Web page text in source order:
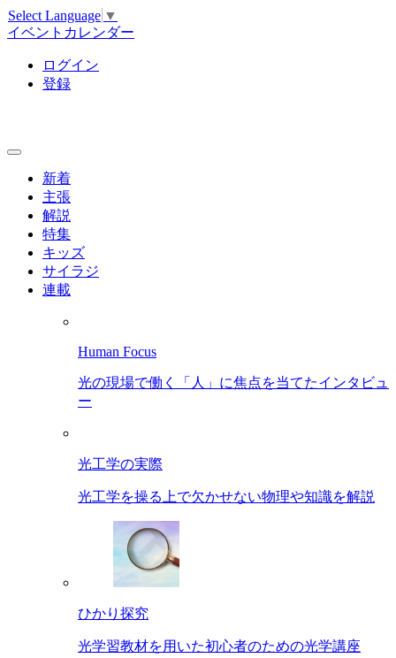
Select Language ▼
イベントカレンダー
ログイン
登録
新着
主張
解説
特集
キッズ
サイラジ
連載
Human Focus
光の現場で働く「人」に焦点を当てたインタビュ
ー
光工学の実際
光工学を操る上で欠かせない物理や知識を解説
ひかり探究
光学習教材を用いた初心者のための光学講座